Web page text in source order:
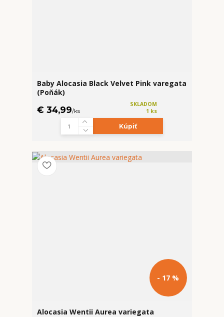
Baby Alocasia Black Velvet Pink varegata
(Poňák)
€ 34,99/ks
SKLADOM
1 ks
Kúpiť
- 17 %
Alocasia Wentii Aurea variegata